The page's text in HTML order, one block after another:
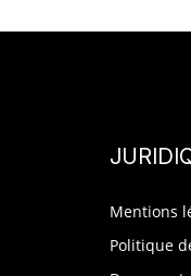
Mentions
Politique